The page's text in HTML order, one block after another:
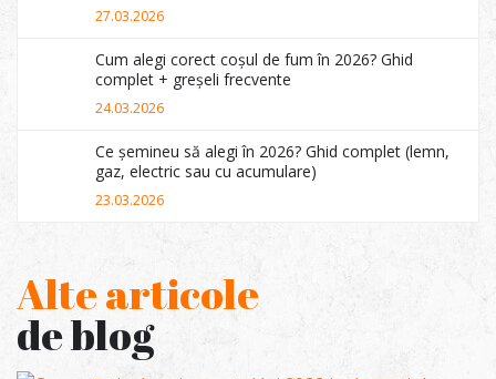
27.03.2026
Cum alegi corect coșul de fum în 2026? Ghid
complet + greșeli frecvente
24.03.2026
Ce șemineu să alegi în 2026? Ghid complet (lemn,
gaz, electric sau cu acumulare)
23.03.2026
Alte articole
de blog